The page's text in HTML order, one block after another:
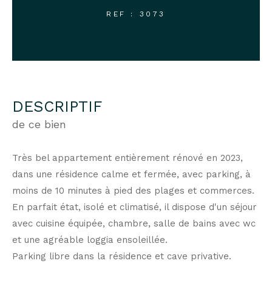
REF : 3073
DESCRIPTIF
de ce bien
Très bel appartement entièrement rénové en 2023,
dans une résidence calme et fermée, avec parking, à
moins de 10 minutes à pied des plages et commerces.
En parfait état, isolé et climatisé, il dispose d'un séjour
avec cuisine équipée, chambre, salle de bains avec wc
et une agréable loggia ensoleillée.
Parking libre dans la résidence et cave privative.